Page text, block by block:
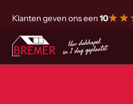
Klanten geven ons een10